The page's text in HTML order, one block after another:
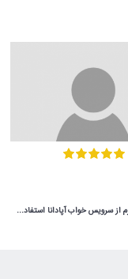
10 ساله دخترم از سرویس خواب آپادانا استفاده میکنه هنوووووز مثل روز اولشه محکم و عااالی